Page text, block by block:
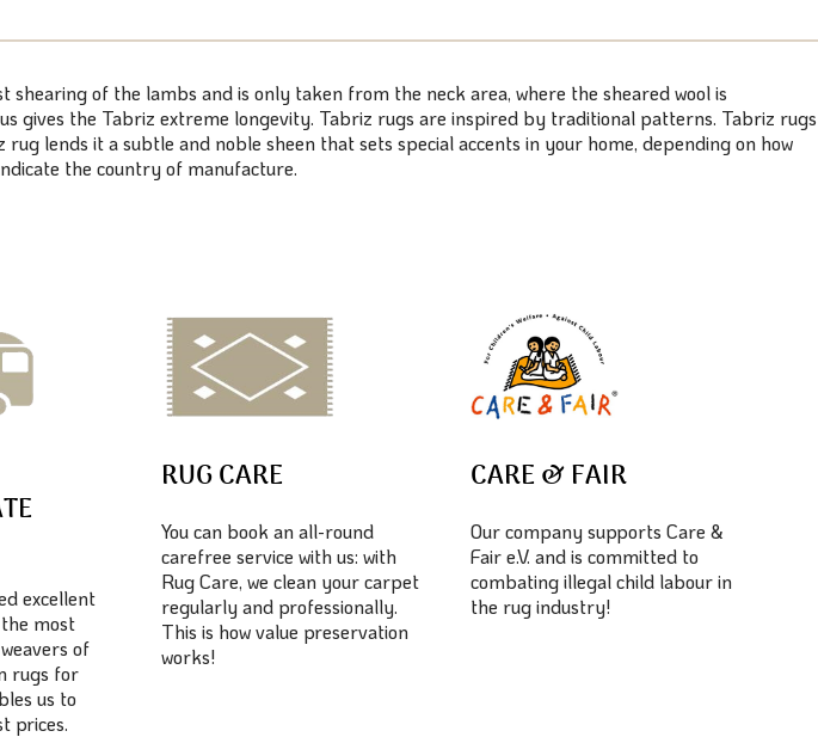
of the lambs and is only taken from the neck area, where the sheared wool is
gives the Tabriz extreme longevity. Tabriz rugs are inspired by traditional patterns. Tabriz rugs
lends it a subtle and noble sheen that sets special accents in your home, depending on how
the country of manufacture.
excellent
most
of
rugs for
us to
prices.
RUG CARE
You can book an all-round
carefree service with us: with
Rug Care, we clean your carpet
regularly and professionally.
This is how value preservation
works!
CARE & FAIR
Our company supports Care &
Fair e.V. and is committed to
combating illegal child labour in
the rug industry!